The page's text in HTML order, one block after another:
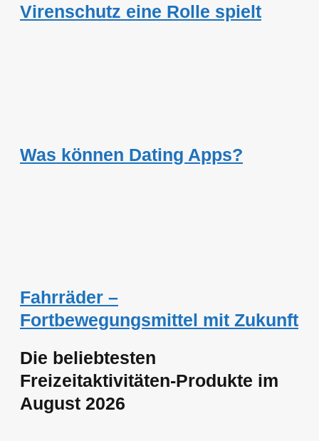
Virenschutz eine Rolle spielt
Was können Dating Apps?
Fahrräder –
Fortbewegungsmittel mit Zukunft
Die beliebtesten
Freizeitaktivitäten-Produkte im
August 2026